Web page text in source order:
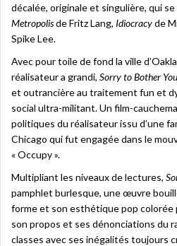
décalée, originale et singulière, qui
Metropolisde Fritz Lang, Idiocracyde
Spike Lee.
Avec pour toile de fond la ville
réalisateur a grandi, Sorry to Bother You
et outrancière au traitement fun et
social ultra-militant. Un film-
politiques du réalisateur issu d’une
Chicago qui fut engagée dans le
« Occupy ».
Multipliant les niveaux de lectures,
pamphlet burlesque, une œuvre
forme et son esthétique pop colorée
son propos et ses dénonciations du
classes avec ses inégalités toujours